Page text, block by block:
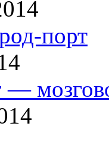
порт
—